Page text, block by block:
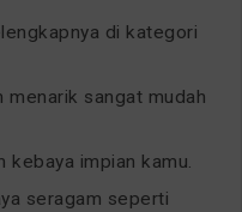
di kategori
menarik sangat mudah
kebaya impian kamu.
seragam seperti